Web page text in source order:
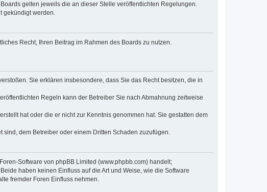
gelten jeweils die an dieser Stelle veröffentlichten Regelungen.
gekündigt werden.
Recht, Ihren Beitrag im Rahmen des Boards zu nutzen.
Sie erklären insbesondere, dass Sie das Recht besitzen, die in
Regeln kann der Betreiber Sie nach Abmahnung zeitweise
hat oder die er nicht zur Kenntnis genommen hat. Sie gestatten dem
dem Betreiber oder einem Dritten Schaden zuzufügen.
Software von phpBB Limited (www.phpbb.com) handelt;
haben keinen Einfluss auf die Art und Weise, wie die Software
fremder Foren Einfluss nehmen.